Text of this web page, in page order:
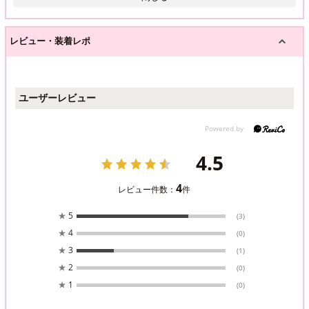
レビュー・装着レポ
ユーザーレビュー
4.5
レビュー件数：4件
★ 5 (3)
★ 4 (0)
★ 3 (1)
★ 2 (0)
★ 1 (0)